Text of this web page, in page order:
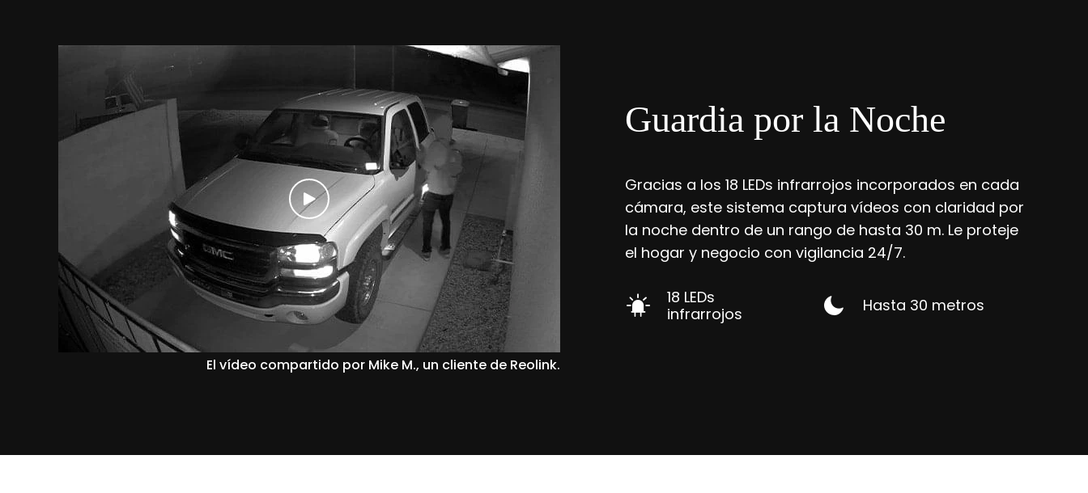
El vídeo compartido por Mike M., un cliente de Reolink.
Guardia por la Noche
Gracias a los 18 LEDs infrarrojos incorporados en cada
cámara, este sistema captura vídeos con claridad por
la noche dentro de un rango de hasta 30 m. Le proteje
el hogar y negocio con vigilancia 24/7.
18 LEDs
infrarrojos
Hasta 30 metros